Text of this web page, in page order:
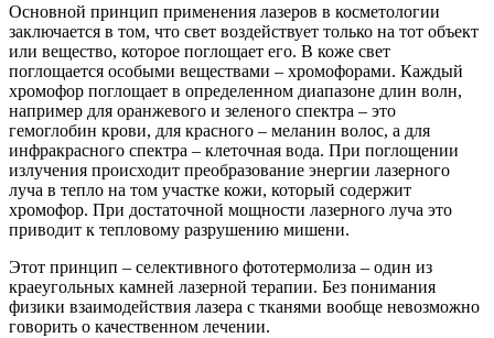
Основной принцип применения лазеров в косметологии
заключается в том, что свет воздействует только на тот объект
или вещество, которое поглощает его. В коже свет
поглощается особыми веществами – хромофорами. Каждый
хромофор поглощает в определенном диапазоне длин волн,
например для оранжевого и зеленого спектра – это
гемоглобин крови, для красного – меланин волос, а для
инфракрасного спектра – клеточная вода. При поглощении
излучения происходит преобразование энергии лазерного
луча в тепло на том участке кожи, который содержит
хромофор. При достаточной мощности лазерного луча это
приводит к тепловому разрушению мишени.
Этот принцип – селективного фототермолиза – один из
краеугольных камней лазерной терапии. Без понимания
физики взаимодействия лазера с тканями вообще невозможно
говорить о качественном лечении.